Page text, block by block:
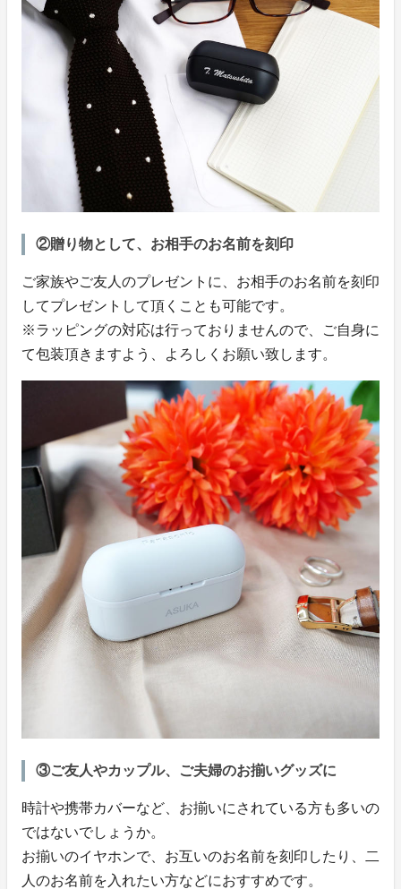
②贈り物として、お相手のお名前を刻印
ご家族やご友人のプレゼントに、お相手のお名前を刻印
してプレゼントして頂くことも可能です。
※ラッピングの対応は行っておりませんので、ご自身に
て包装頂きますよう、よろしくお願い致します。
③ご友人やカップル、ご夫婦のお揃いグッズに
時計や携帯カバーなど、お揃いにされている方も多いの
ではないでしょうか。
お揃いのイヤホンで、お互いのお名前を刻印したり、二
人のお名前を入れたい方などにおすすめです。